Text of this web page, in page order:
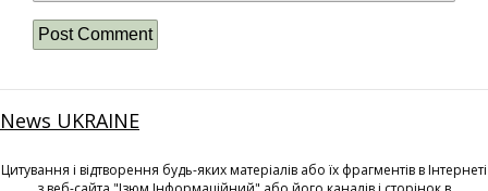
News UKRAINE
Цитування і відтворення будь-яких матеріалів або їх фрагментів в Інтернеті